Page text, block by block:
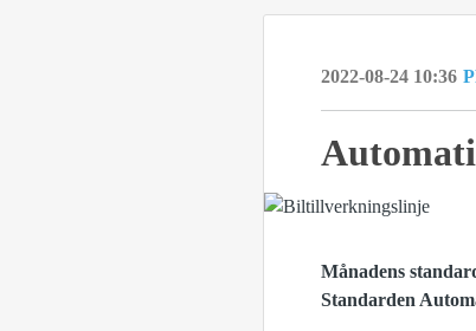
2022-08-24 10:36
Månadens
Standarden